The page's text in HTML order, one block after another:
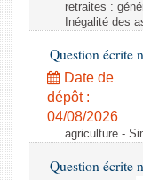
Baromètre de
Dossiers législatifs
Budget et sécurité
Questions écrites
Comptes rendus
retraites :
Inégalité des
Question écrite
Date de
dépôt :
04/08/2026
agriculture -
Question écrite